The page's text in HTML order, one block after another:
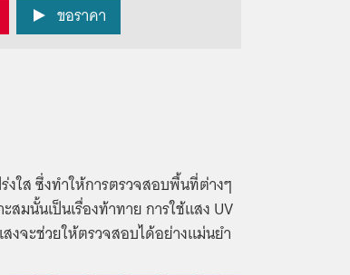
ขอราคา
งใส ซึ่งทำให้การตรวจสอบพื้นที่ต่างๆ
มนั้นเป็นเรื่องท้าทาย การใช้แสง UV
งจะช่วยให้ตรวจสอบได้อย่างแม่นยำ